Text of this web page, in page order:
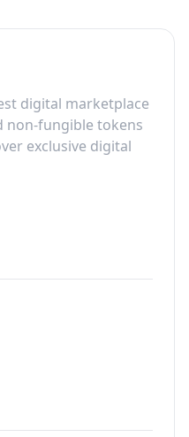
digital marketplace
non-fungible tokens
exclusive digital